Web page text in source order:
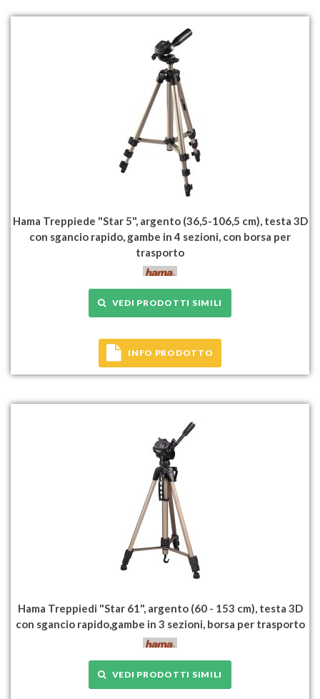
Hama Treppiede "Star 5", argento (36,5-106,5 cm), testa 3D
con sgancio rapido, gambe in 4 sezioni, con borsa per
trasporto
VEDI PRODOTTI SIMILI
INFO PRODOTTO
Hama Treppiedi "Star 61", argento (60 - 153 cm), testa 3D
con sgancio rapido,gambe in 3 sezioni, borsa per trasporto
VEDI PRODOTTI SIMILI